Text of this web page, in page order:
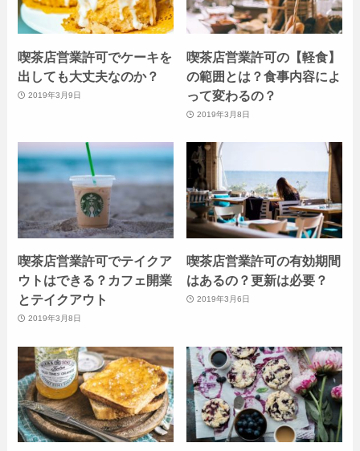
喫茶店営業許可でケーキを
出しても大丈夫なのか？
2019年3月9日
喫茶店営業許可の【軽食】
の範囲とは？食事内容によ
って変わるの？
2019年3月8日
喫茶店営業許可でテイクア
ウトはできる？カフェ開業
とテイクアウト
2019年3月8日
喫茶店営業許可の有効期間
はあるの？更新は必要？
2019年3月6日